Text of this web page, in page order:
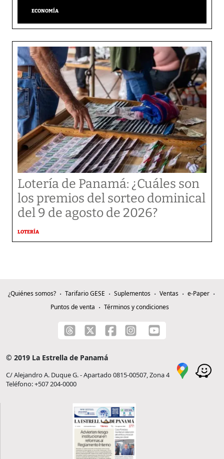
ECONOMÍA
Lotería de Panamá: ¿Cuáles son
los premios del sorteo dominical
del 9 de agosto de 2026?
LOTERÍA
¿Quiénes somos? Tarifario GESE Suplementos Ventas
e-Paper
Puntos de venta
Términos y condiciones
© 2019 La Estrella de Panamá
C/ Alejandro A. Duque G. - Apartado 0815-00507, Zona 4
Teléfono: +507 204-0000